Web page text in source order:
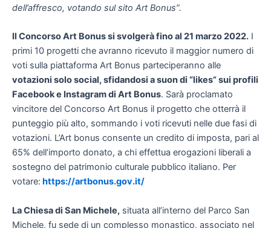
dell’affresco, votando sul sito Art Bonus”.
Il Concorso Art Bonus si svolgerà fino al 21 marzo 2022. I
primi 10 progetti che avranno ricevuto il maggior numero di
voti sulla piattaforma Art Bonus parteciperanno alle
votazioni solo social, sfidandosi a suon di “likes” sui profili
Facebook e Instagram di Art Bonus. Sarà proclamato
vincitore del Concorso Art Bonus il progetto che otterrà il
punteggio più alto, sommando i voti ricevuti nelle due fasi di
votazioni. L’Art bonus consente un credito di imposta, pari al
65% dell’importo donato, a chi effettua erogazioni liberali a
sostegno del patrimonio culturale pubblico italiano. Per
votare: https://artbonus.gov.it/
La Chiesa di San Michele, situata all’interno del Parco San
Michele, fu sede di un complesso monastico, associato nel